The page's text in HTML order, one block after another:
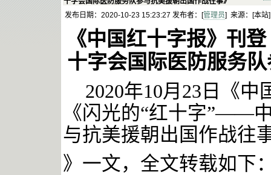
发布日期：2020-10-23 15:23:27 发布者：[管理员] 来源：[本站
《中国红十字报》刊
十字会国际医防服务
2020年10月 23 日《中
《闪光的“红十字”——
与抗美援朝出国作战往
》一文，全文转载如下